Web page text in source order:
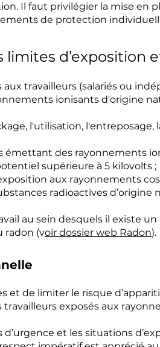
Il faut privilégier la mise en
de protection
limites d’exposition
travailleurs (salariés ou
ionisants d'origine
l'utilisation, l'entreposage,
émettant des rayonnements
supérieure à 5 kilovolts ;
aux rayonnements
radioactives d’origine
au sein desquels il existe
radon (voir dossier web Radon).
et de limiter le risque
exposés aux
et les situations